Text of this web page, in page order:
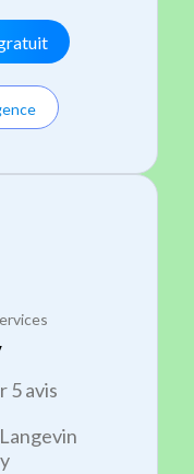
5 avis